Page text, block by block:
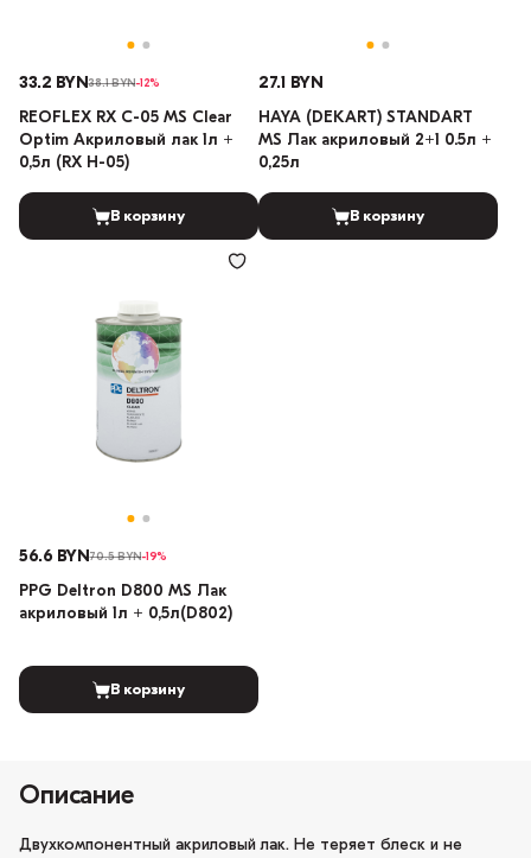
33.2 BYN38.1 BYN-12%
REOFLEX RX C-05 MS Clear
Optim Акриловый лак 1л +
0,5л (RX H-05)
В корзину
27.1 BYN
HAYA (DEKART) STANDART
MS Лак акриловый 2+1 0.5л +
0,25л
В корзину
56.6 BYN70.5 BYN-19%
PPG Deltron D800 MS Лак
акриловый 1л + 0,5л(D802)
В корзину
Описание
Двухкомпонентный акриловый лак. Не теряет блеск и не